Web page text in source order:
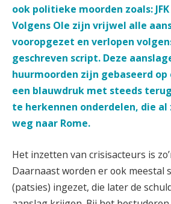
ook politieke moorden zoals:
Volgens Ole zijn vrijwel alle
vooropgezet en verlopen
geschreven script. Deze
huurmoorden zijn gebaseerd
een blauwdruk met steeds
te herkennen onderdelen, die al
weg naar Rome.
Het inzetten van crisisacteurs is
Daarnaast worden er ook meestal
(patsies) ingezet, die later de